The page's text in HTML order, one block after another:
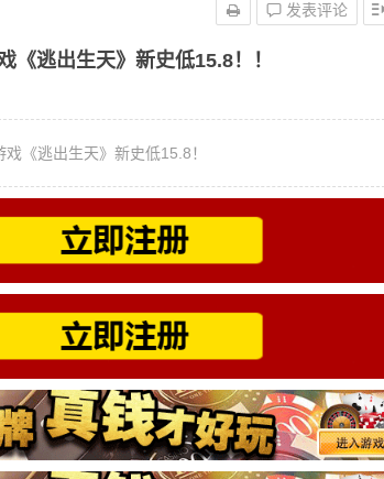
《逃出生天》新史低15.8！！
发表评论
《逃出生天》新史低15.8！